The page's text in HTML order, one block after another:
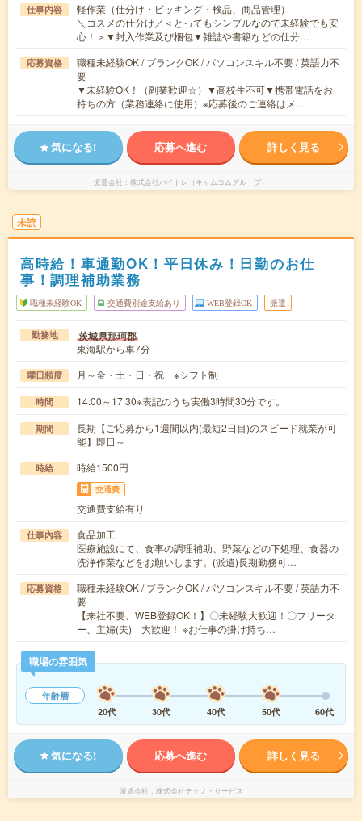
仕事内容
軽作業（仕分け・ピッキング・検品、商品管理）
＼コスメの仕分け／＜とってもシンプルなので未経験でも安
心！＞▼封入作業及び梱包▼雑誌や書籍などの仕分…
応募資格
職種未経験OK / ブランクOK / パソコンスキル不要 / 英語力不
要
▼未経験OK！（副業歓迎☆）▼高校生不可▼携帯電話をお
持ちの方（業務連絡に使用）※応募後のご連絡はメ…
気になる! 応募へ進む 詳しく見る
派遣会社 株式会社バイトレ（キャムコムグループ）
未読
高時給！車通勤OK！平日休み！日勤のお仕
事！調理補助業務
職種未経験OK 交通費別途支給あり WEB登録OK 派遣
勤務地 茨城県那珂郡
東海駅から車7分
曜日頻度 月～金・土・日・祝 ※シフト制
時間 14:00～17:30※表記のうち実働3時間30分です。
期間
長期【ご応募から1週間以内(最短2日目)のスピード就業が可
能】即日～
時給 時給1500円
交通費
交通費支給有り
仕事内容
食品加工
医療施設にて、食事の調理補助、野菜などの下処理、食器の
洗浄作業などをお願いします。(派遣)長期勤務可…
応募資格
職種未経験OK / ブランクOK / パソコンスキル不要 / 英語力不
要
【来社不要、WEB登録OK！】〇未経験大歓迎！〇フリータ
ー、主婦(夫) 大歓迎！ ※お仕事の掛け持ち…
職場の雰囲気
年齢層
20代
30代 40代 50代 60代
気になる! 応募へ進む 詳しく見る
派遣会社 株式会社テクノ・サービス